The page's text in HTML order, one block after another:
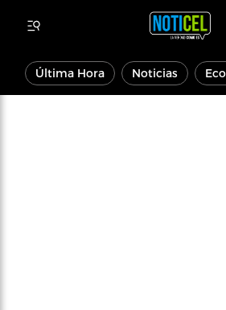
Última Hora Noticias